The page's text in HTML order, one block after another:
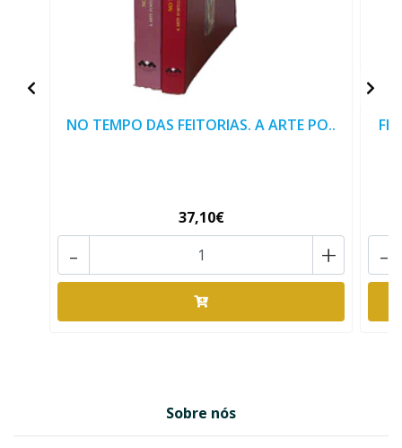
NO TEMPO DAS FEITORIAS. A ARTE PO..
37,10€
+
- -
Sobre nós